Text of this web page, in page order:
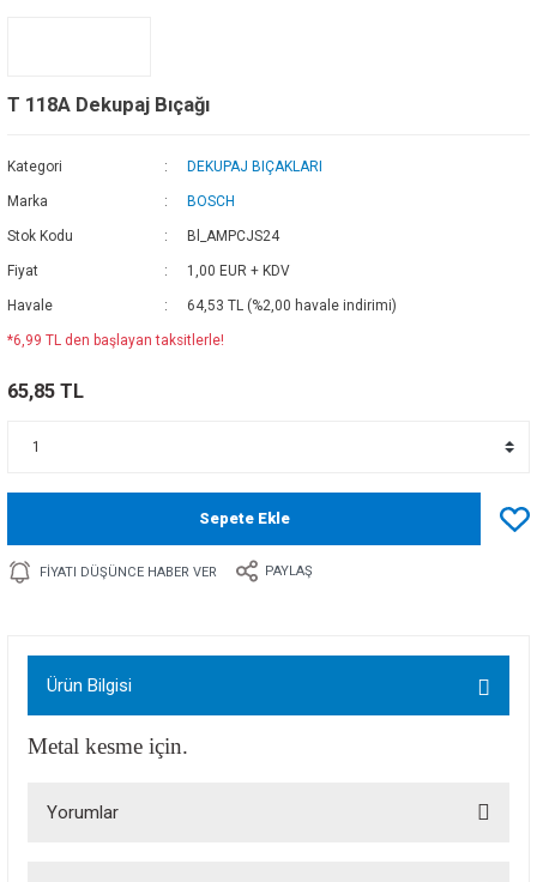
T 118A Dekupaj Bıçağı
Kategori DEKUPAJ BIÇAKLARI
Marka BOSCH
Stok Kodu Bl_AMPCJS24
Fiyat 1,00 EUR + KDV
Havale 64,53 TL (%2,00 havale indirimi)
*6,99 TL den başlayan taksitlerle!
65,85 TL
Sepete Ekle
FIYATI DÜŞÜNCE HABER VER PAYLAŞ
Ürün Bilgisi
Metal kesme için.
Yorumlar